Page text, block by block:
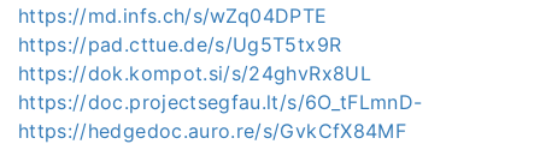
https://md.infs.ch/s/wZq04DPTE
https://pad.cttue.de/s/Ug5T5tx9R
https://dok.kompot.si/s/24ghvRx8UL
https://doc.projectsegfau.lt/s/6O_tFLmnD-
https://hedgedoc.auro.re/s/GvkCfX84MF